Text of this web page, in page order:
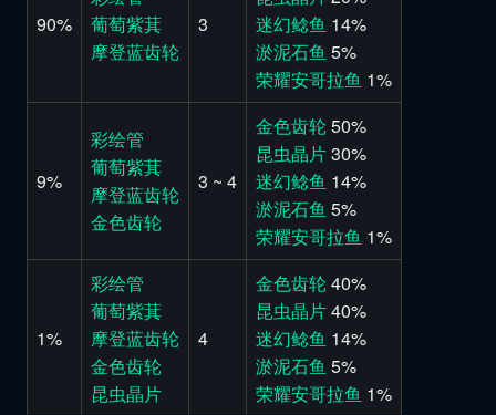
90%
葡萄紫萁
摩登蓝齿轮
3
迷幻鲶鱼 14%
淤泥石鱼 5%
荣耀安哥拉鱼 1%
9%
彩绘管
葡萄紫萁
摩登蓝齿轮
金色齿轮
3 ~ 4
金色齿轮 50%
昆虫晶片30%
迷幻鲶鱼 14%
淤泥石鱼 5%
荣耀安哥拉鱼 1%
1%
彩绘管
葡萄紫萁
摩登蓝齿轮
金色齿轮
昆虫晶片
4
金色齿轮 40%
昆虫晶片40%
迷幻鲶鱼 14%
淤泥石鱼 5%
荣耀安哥拉鱼 1%